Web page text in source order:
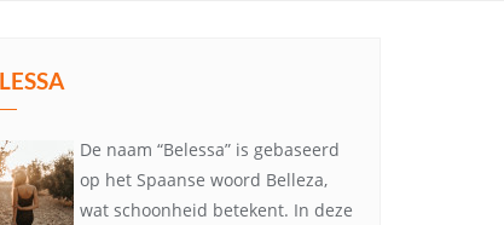
De naam “Belessa” is gebaseerd
op het Spaanse woord Belleza,
wat schoonheid betekent. In deze